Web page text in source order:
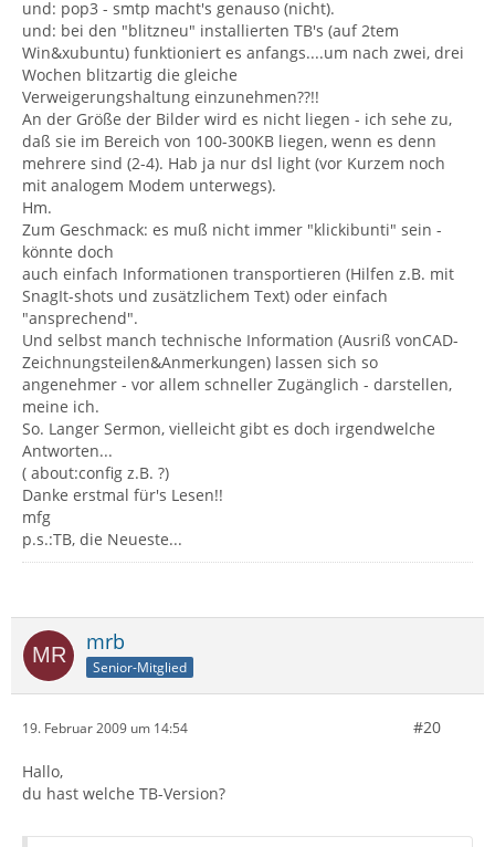
und: pop3 - smtp macht's genauso (nicht).
und: bei den "blitzneu" installierten TB's (auf 2tem
Win&xubuntu) funktioniert es anfangs....um nach zwei, drei
Wochen blitzartig die gleiche
Verweigerungshaltung einzunehmen??!!
An der Größe der Bilder wird es nicht liegen - ich sehe zu,
daß sie im Bereich von 100-300KB liegen, wenn es denn
mehrere sind (2-4). Hab ja nur dsl light (vor Kurzem noch
mit analogem Modem unterwegs).
Hm.
Zum Geschmack: es muß nicht immer "klickibunti" sein -
könnte doch
auch einfach Informationen transportieren (Hilfen z.B. mit
SnagIt-shots und zusätzlichem Text) oder einfach
"ansprechend".
Und selbst manch technische Information (Ausriß vonCAD-
Zeichnungsteilen&Anmerkungen) lassen sich so
angenehmer - vor allem schneller Zugänglich - darstellen,
meine ich.
So. Langer Sermon, vielleicht gibt es doch irgendwelche
Antworten...
( about:config z.B. ?)
Danke erstmal für's Lesen!!
mfg
p.s.:TB, die Neueste...
mrb
Senior-Mitglied
19. Februar 2009 um 14:54 #20
Hallo,
du hast welche TB-Version?